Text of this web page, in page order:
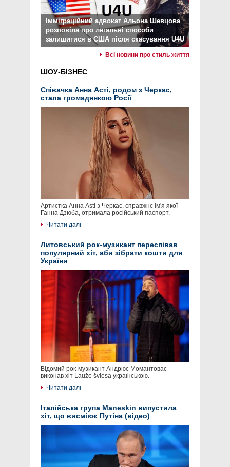
Імміграційний адвокат Альона Шевцова
розповіла про легальні способи
залишитися в США після скасування U4U
Всі новини про стиль життя
ШОУ-БІЗНЕС
Співачка Анна Асті, родом з Черкас,
стала громадянкою Росії
Артистка Анна Asti з Черкас, справжнє ім'я якої
Ганна Дзюба, отримала російський паспорт.
Читати далі
Литовський рок-музикант переспівав
популярний хіт, аби зібрати кошти для
України
Відомий рок-музикант Андрюс Момантовас
виконав хіт Laužo šviesa українською.
Читати далі
Італійська група Maneskin випустила
хіт, що висміює Путіна (відео)